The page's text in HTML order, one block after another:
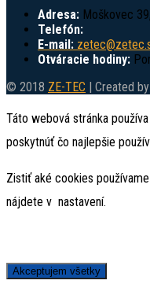
Adresa: Moškovec
Telefón:
E-mail:
Otváracie hodiny:
© 2018 ZE-TEC | Created by
Táto webová stránka
poskytnúť čo najlepšie
Zistiť aké cookies
nájdete v nastavení.
Akceptujem všetky